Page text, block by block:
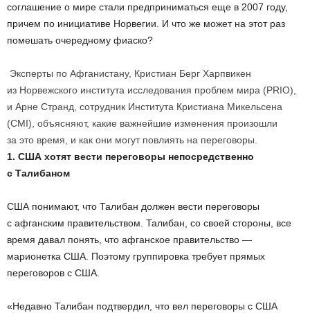
соглашение о мире стали предприниматься еще в 2007 году,
причем по инициативе Норвегии. И что же может на этот раз
помешать очередному фиаско?
Эксперты по Афганистану, Кристиан Берг Харпвикен
из Норвежского института исследования проблем мира (PRIO),
и Арне Странд, сотрудник Института Кристиана Микельсена
(CMI), объясняют, какие важнейшие изменения произошли
за это время, и как они могут повлиять на переговоры.
1. США хотят вести переговоры непосредственно
с Талибаном
США понимают, что Талибан должен вести переговоры
с афганским правительством. Талибан, со своей стороны, все
время давал понять, что афганское правительство —
марионетка США. Поэтому группировка требует прямых
переговоров с США.
«Недавно Талибан подтвердил, что вел переговоры с США